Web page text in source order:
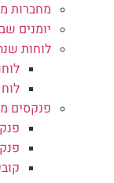
מחברות
יומנים
לוחות
פנקסים